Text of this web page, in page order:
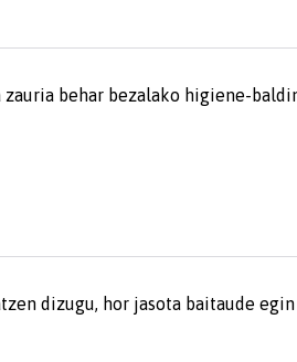
behar bezalako higiene-
dizugu, hor jasota baitaude